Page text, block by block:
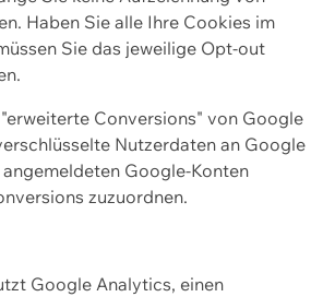
Haben Sie alle Ihre Cookies im
Sie das jeweilige Opt-out
Conversions" von Google
Nutzerdaten an Google
Google-Konten
zuzuordnen.
Google Analytics, einen